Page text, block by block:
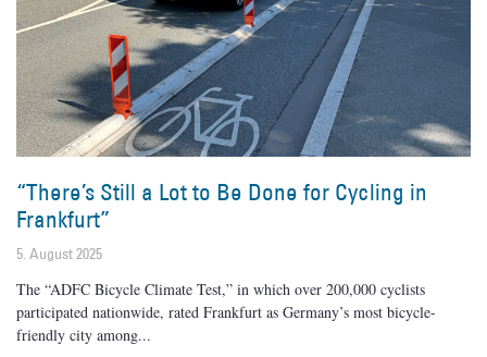
“There’s Still a Lot to Be Done for Cycling in
Frankfurt”
5. August 2025
The “ADFC Bicycle Climate Test,” in which over 200,000 cyclists
participated nationwide, rated Frankfurt as Germany’s most bicycle-
friendly city among